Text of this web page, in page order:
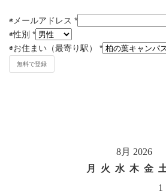
◉メールアドレス *
◉性別 *
◉お住まい（最寄り駅） *
8月 2026
月
火 水 木 金
1